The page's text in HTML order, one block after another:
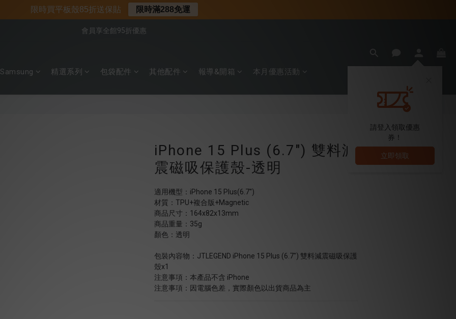
📍新客首購現折$50｜加入會員立即領取
📌年中下殺 手機殼3折起
會員享全館95折優惠
請登入領取優惠
券！
立即領取
Samsung 精選系列 包袋配件 其他配件 報導&開箱 本月優惠活動
iPhone 15 Plus (6.7") 雙料減
震磁吸保護殼-透明
適用機型：iPhone 15 Plus(6.7'')
材質：TPU+複合版+Magnetic
商品尺寸：164x82x13mm
商品重量：35g
顏色：透明
包裝內容物：JTLEGEND iPhone 15 Plus (6.7") 雙料減震磁吸保護
殼x1
注意事項：本產品不含 iPhone
注意事項：因電腦色差，實際顏色以出貨商品為主
限時買平板殼85折送保貼 限時滿288免運